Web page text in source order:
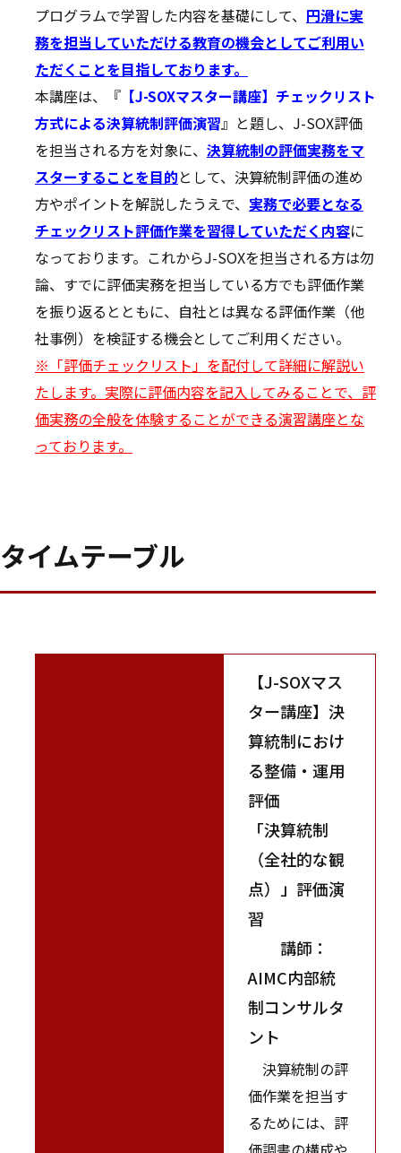
プログラムで学習した内容を基礎にして、 円滑に実
務を担当していただける教育の機会としてご利用い
ただくことを目指しております。
本講座は、『 【J-SOXマスター講座】チェックリスト
方式による決算統制評価演習』と題し、J-SOX評価
を担当される方を対象に、 決算統制の評価実務をマ
スターすることを目的として、決算統制評価の進め
方やポイントを解説したうえで、 実務で必要となる
チェックリスト評価作業を習得していただく内容に
なっております。これからJ-SOXを担当される方は勿
論、すでに評価実務を担当している方でも評価作業
を振り返るとともに、自社とは異なる評価作業（他
社事例）を検証する機会としてご利用ください。
※「評価チェックリスト」を配付して詳細に解説い
たします。実際に評価内容を記入してみることで、評
価実務の全般を体験することができる演習講座とな
っております。
タイムテーブル
【J-SOXマス
ター講座】決
算統制におけ
る整備・運用
評価
「決算統制
（全社的な観
点）」評価演
習
講師：
AIMC内部統
制コンサルタ
ント
決算統制の評
価作業を担当す
るためには、評